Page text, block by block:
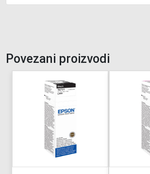
Povezani proizvodi